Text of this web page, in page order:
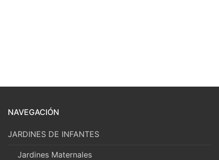
NAVEGACIÓN
JARDINES DE INFANTES
Jardines Maternales